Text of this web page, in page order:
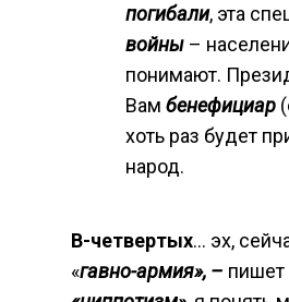
погибали, эта
войны–
понимают.
Вам бенефициар
хоть раз будет
народ.
В-четвертых… эх,
«гавно-армия», – пишет